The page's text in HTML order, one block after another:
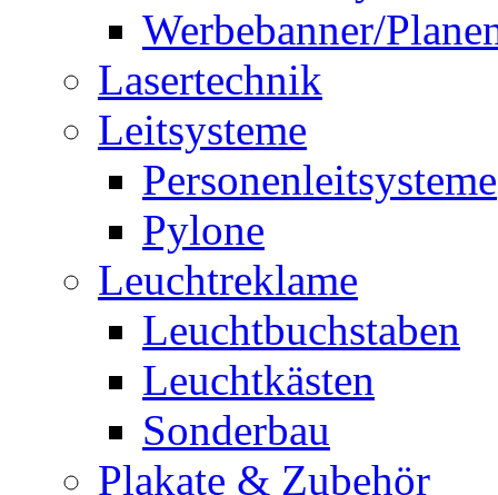
Werbebanner/
Lasertechnik
Leitsysteme
Personenleitsysteme
Pylone
Leuchtreklame
Leuchtbuchstaben
Leuchtkästen
Sonderbau
Plakate & Zubehör